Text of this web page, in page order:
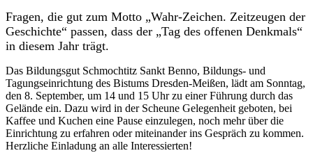
Fragen, die gut zum Motto „Wahr-Zeichen. Zeitzeugen der
Geschichte“ passen, dass der „Tag des offenen Denkmals“
in diesem Jahr trägt.
Das Bildungsgut Schmochtitz Sankt Benno, Bildungs- und
Tagungseinrichtung des Bistums Dresden-Meißen, lädt am Sonntag,
den 8. September, um 14 und 15 Uhr zu einer Führung durch das
Gelände ein. Dazu wird in der Scheune Gelegenheit geboten, bei
Kaffee und Kuchen eine Pause einzulegen, noch mehr über die
Einrichtung zu erfahren oder miteinander ins Gespräch zu kommen.
Herzliche Einladung an alle Interessierten!